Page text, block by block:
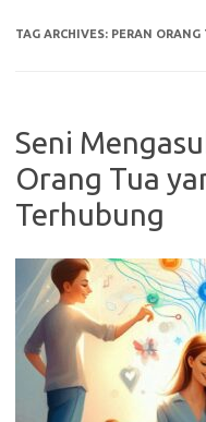
TAG ARCHIVES: PERAN
Seni
Orang Tua
Terhubung